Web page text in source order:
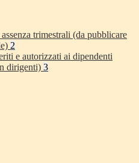
trimestrali (da pubblicare
2
e autorizzati ai dipendenti
dirigenti) 3